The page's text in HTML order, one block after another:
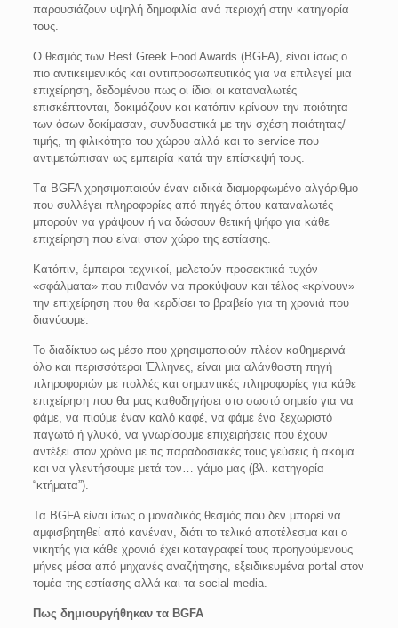
παρουσιάζουν υψηλή δημοφιλία ανά περιοχή στην κατηγορία
τους.
Ο θεσμός των Best Greek Food Awards (BGFA), είναι ίσως ο
πιο αντικειμενικός και αντιπροσωπευτικός για να επιλεγεί μια
επιχείρηση, δεδομένου πως οι ίδιοι οι καταναλωτές
επισκέπτονται, δοκιμάζουν και κατόπιν κρίνουν την ποιότητα
των όσων δοκίμασαν, συνδυαστικά με την σχέση ποιότητας/
τιμής, τη φιλικότητα του χώρου αλλά και το service που
αντιμετώπισαν ως εμπειρία κατά την επίσκεψή τους.
Tα BGFA χρησιμοποιούν έναν ειδικά διαμορφωμένο αλγόριθμο
που συλλέγει πληροφορίες από πηγές όπου καταναλωτές
μπορούν να γράψουν ή να δώσουν θετική ψήφο για κάθε
επιχείρηση που είναι στον χώρο της εστίασης.
Κατόπιν, έμπειροι τεχνικοί, μελετούν προσεκτικά τυχόν
«σφάλματα» που πιθανόν να προκύψουν και τέλος «κρίνουν»
την επιχείρηση που θα κερδίσει το βραβείο για τη χρονιά που
διανύουμε.
Το διαδίκτυο ως μέσο που χρησιμοποιούν πλέον καθημερινά
όλο και περισσότεροι Έλληνες, είναι μια αλάνθαστη πηγή
πληροφοριών με πολλές και σημαντικές πληροφορίες για κάθε
επιχείρηση που θα μας καθοδηγήσει στο σωστό σημείο για να
φάμε, να πιούμε έναν καλό καφέ, να φάμε ένα ξεχωριστό
παγωτό ή γλυκό, να γνωρίσουμε επιχειρήσεις που έχουν
αντέξει στον χρόνο με τις παραδοσιακές τους γεύσεις ή ακόμα
και να γλεντήσουμε μετά τον… γάμο μας (βλ. κατηγορία
“κτήματα”).
Τα BGFA είναι ίσως ο μοναδικός θεσμός που δεν μπορεί να
αμφισβητηθεί από κανέναν, διότι το τελικό αποτέλεσμα και ο
νικητής για κάθε χρονιά έχει καταγραφεί τους προηγούμενους
μήνες μέσα από μηχανές αναζήτησης, εξειδικευμένα portal στον
τομέα της εστίασης αλλά και τα social media.
Πως δημιουργήθηκαν τα BGFA